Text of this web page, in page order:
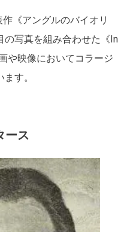
《アングルのバイオリ
の写真を組み合わせた《In
や映像においてコラージ
す。
ース